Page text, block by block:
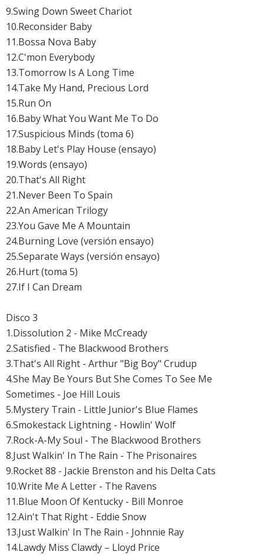
9.Swing Down Sweet Chariot
10.Reconsider Baby
11.Bossa Nova Baby
12.C'mon Everybody
13.Tomorrow Is A Long Time
14.Take My Hand, Precious Lord
15.Run On
16.Baby What You Want Me To Do
17.Suspicious Minds (toma 6)
18.Baby Let's Play House (ensayo)
19.Words (ensayo)
20.That's All Right
21.Never Been To Spain
22.An American Trilogy
23.You Gave Me A Mountain
24.Burning Love (versión ensayo)
25.Separate Ways (versión ensayo)
26.Hurt (toma 5)
27.If I Can Dream
Disco 3
1.Dissolution 2 - Mike McCready
2.Satisfied - The Blackwood Brothers
3.That's All Right - Arthur "Big Boy" Crudup
4.She May Be Yours But She Comes To See Me
Sometimes - Joe Hill Louis
5.Mystery Train - Little Junior's Blue Flames
6.Smokestack Lightning - Howlin' Wolf
7.Rock-A-My Soul - The Blackwood Brothers
8.Just Walkin' In The Rain - The Prisonaires
9.Rocket 88 - Jackie Brenston and his Delta Cats
10.Write Me A Letter - The Ravens
11.Blue Moon Of Kentucky - Bill Monroe
12.Ain't That Right - Eddie Snow
13.Just Walkin' In The Rain - Johnnie Ray
14.Lawdy Miss Clawdy – Lloyd Price